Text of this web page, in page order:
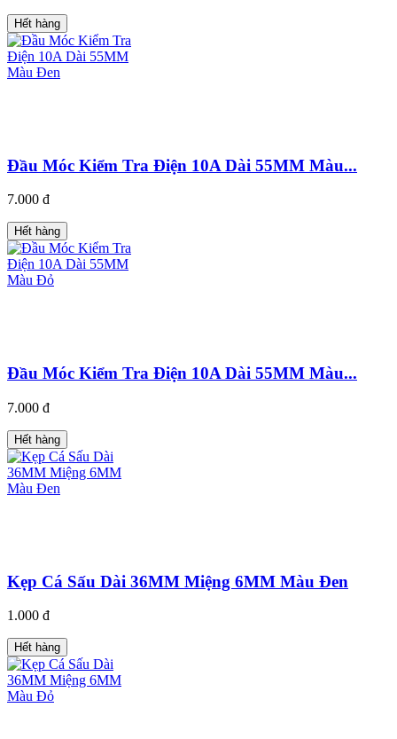
Hết hàng
Đầu Móc Kiểm Tra Điện 10A Dài 55MM Màu...
7.000 đ
Hết hàng
Đầu Móc Kiểm Tra Điện 10A Dài 55MM Màu...
7.000 đ
Hết hàng
Kẹp Cá Sấu Dài 36MM Miệng 6MM Màu Đen
1.000 đ
Hết hàng